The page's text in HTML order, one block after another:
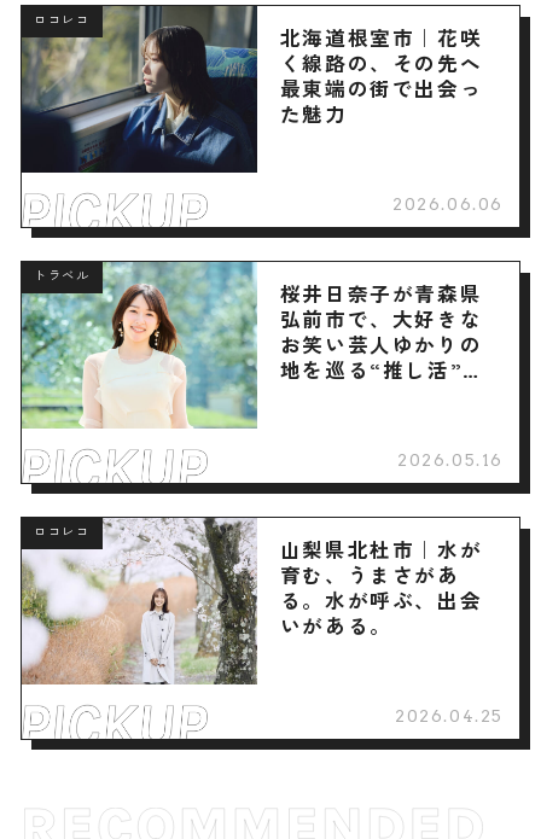
ロコレコ
北海道根室市｜花咲
く線路の、その先へ
最東端の街で出会っ
た魅力
2026.06.06
トラベル
桜井日奈子が青森県
弘前市で、大好きな
お笑い芸人ゆかりの
地を巡る“推し活”旅
2026.05.16
ロコレコ
山梨県北杜市｜水が
育む、うまさがあ
る。水が呼ぶ、出会
いがある。
2026.04.25